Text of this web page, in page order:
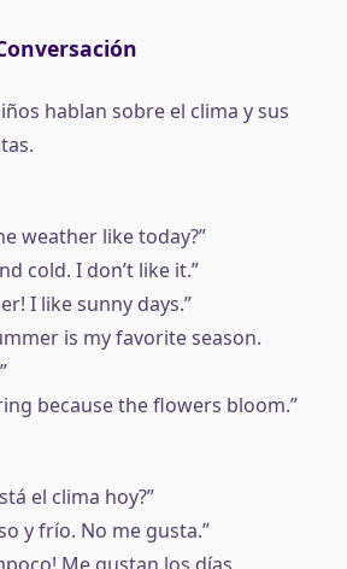
hablan sobre el clima y sus
weather like today?”
cold. I don’t like it.”
I like sunny days.”
is my favorite season.
because the flowers bloom.”
el clima hoy?”
y frío. No me gusta.”